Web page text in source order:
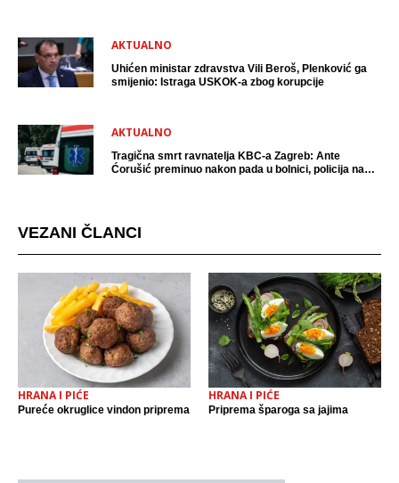
AKTUALNO
Uhićen ministar zdravstva Vili Beroš, Plenković ga
smijenio: Istraga USKOK-a zbog korupcije
AKTUALNO
Tragična smrt ravnatelja KBC-a Zagreb: Ante
Ćorušić preminuo nakon pada u bolnici, policija na
VEZANI ČLANCI
HRANA I PIĆE
Pureće okruglice vindon priprema
HRANA I PIĆE
Priprema šparoga sa jajima